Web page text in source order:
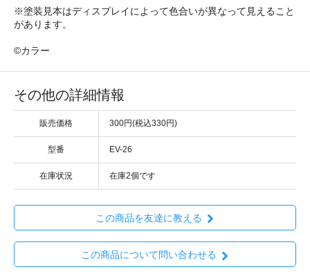
※塗装見本はディスプレイによって色合いが異なって見えること
があります。
©カラー
その他の詳細情報
販売価格 300円(税込330円)
型番 EV-26
在庫状況 在庫2個です
この商品を友達に教える
この商品について問い合わせる